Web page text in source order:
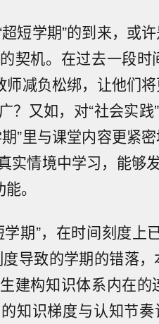
短学期”的到来，或
契机。在过去一段
师减负松绑，让他们
？又如，对“社会实践
”里与课堂内容更紧
实情境中学习，能够
。
期”，在时间刻度上
导致的学期的错落
建构知识体系内在
知识梯度与认知节